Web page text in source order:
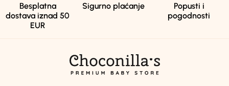
Besplatna
dostava iznad 50
EUR
Sigurno plaćanje
Popusti i
pogodnosti